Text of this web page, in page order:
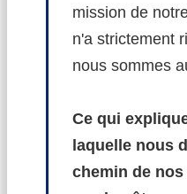
mission de
n'a strictement
nous sommes
Ce qui
laquelle nous
chemin de